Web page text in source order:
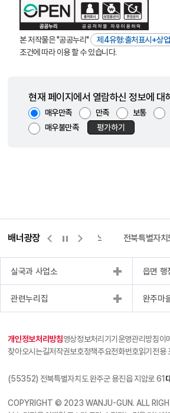
본 저작물은 "공공누리"
제4유형:출처표시+상
조건에 따라 이용 할 수 있습니다.
현재 페이지에서 열람하신 정보에 대
매우만족 만족 보통
매우불만족
평가하기
배너광장
량바로처리센터 위택스 전북특별자
실국과 사업소 읍면 행
관련누리집 완주마
개인정보처리방침영상정보처리기기운영관리방침이
찾아오시는길저작권보호정책주요전화번호읽기전용
(55352) 전북특별자치도 완주군 용진읍 지암로 61
COPYRIGHT © 2023 WANJU-GUN. ALL